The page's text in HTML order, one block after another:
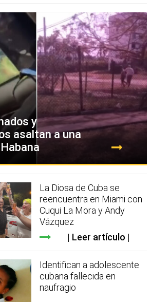
y
asaltan a una
La Diosa de Cuba se
reencuentra en Miami con
Cuqui La Mora y Andy
Vázquez
Leer artículo
Identifican a adolescente
cubana fallecida en
naufragio